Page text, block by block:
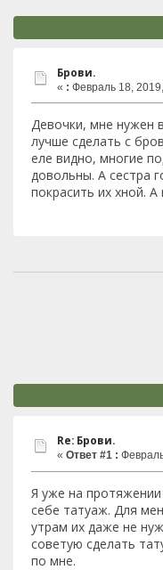
Брови.
« : Февраль 18,
Девочки, мне нужен
лучше сделать с
еле видно, многие
довольны. А сестра
покрасить их хной. А
Re: Брови.
« Ответ #1 :
Я уже на
себе татуаж. Для
утрам их даже не
советую сделать
по мне.